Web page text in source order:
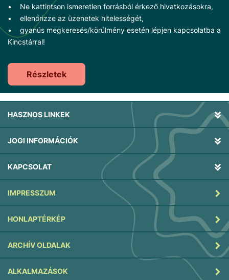
• Ne kattintson ismeretlen forrásból érkező hivatkozásokra,
• ellenőrizze az üzenetek hitelességét,
• gyanús megkeresés/körülmény esetén lépjen kapcsolatba a
Kincstárral!
Részletek
HASZNOS LINKEK
JOGI INFORMÁCIÓK
KAPCSOLAT
IMPRESSZUM
HONLAPTÉRKÉP
ARCHÍV OLDALAK
ALKALMAZÁSOK